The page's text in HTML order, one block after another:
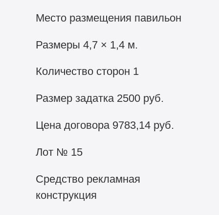
Место размещения павильон
Размеры 4,7 × 1,4 м.
Количество сторон 1
Размер задатка 2500 руб.
Цена договора 9783,14 руб.
Лот № 15
Средство рекламная
конструкция